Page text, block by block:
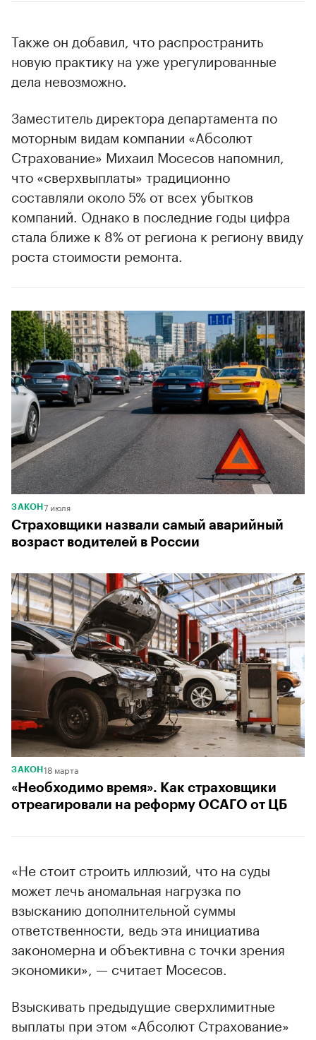
Также он добавил, что распространить
новую практику на уже урегулированные
дела невозможно.
Заместитель директора департамента по
моторным видам компании «Абсолют
Страхование» Михаил Мосесов напомнил,
что «сверхвыплаты» традиционно
составляли около 5% от всех убытков
компаний. Однако в последние годы цифра
стала ближе к 8% от региона к региону ввиду
роста стоимости ремонта.
ЗАКОН 7 июля
Страховщики назвали самый аварийный
возраст водителей в России
ЗАКОН 18 марта
«Необходимо время». Как страховщики
отреагировали на реформу ОСАГО от ЦБ
«Не стоит строить иллюзий, что на суды
может лечь аномальная нагрузка по
взысканию дополнительной суммы
ответственности, ведь эта инициатива
закономерна и объективна с точки зрения
экономики», — считает Мосесов.
Взыскивать предыдущие сверхлимитные
выплаты при этом «Абсолют Страхование»